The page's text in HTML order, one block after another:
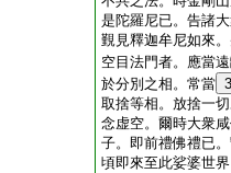
是陀羅尼已。告諸
覲見釋迦牟尼如來
空目法門者。應當
於分別之相。常當 3
取捨等相。放捨一
念虚空。爾時大衆
子。即前禮佛禮已
頃即來至此娑婆世